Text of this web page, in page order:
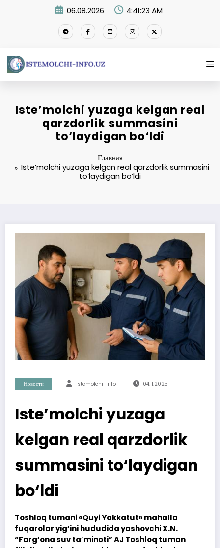
06.08.2026 4:41:23 AM
Iste’molchi yuzaga kelgan real
qarzdorlik summasini
to‘laydigan bo‘ldi
Главная
Iste’molchi yuzaga kelgan real qarzdorlik summasini
to‘laydigan bo‘ldi
Новости Istemolchi-Info 04.11.2025
Iste’molchi yuzaga
kelgan real qarzdorlik
summasini to‘laydigan
bo‘ldi
Toshloq tumani «Quyi Yakkatut» mahalla
fuqarolar yig‘ini hududida yashovchi X.N.
“Farg‘ona suv ta’minoti” AJ Toshloq tuman